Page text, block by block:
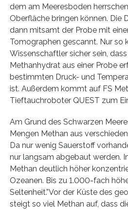
dem am Meeresboden
Oberfläche bringen können. Die
dann mitsamt der Probe mit
Tomographen gescannt. Nur so
Wissenschaftler sicher sein,
Methanhydrat aus einer Probe
bestimmten Druck- und
ist. Außerdem kommt auf FS
Tieftauchroboter QUEST zum
Am Grund des Schwarzen
Mengen Methan aus
Da nur wenig Sauerstoff
nur langsam abgebaut werden.
Methan deutlich höher
Ozeanen. Bis zu 1.000-fach
Seltenheit.”Vor der Küste des
steigt so viel Methan auf, dass